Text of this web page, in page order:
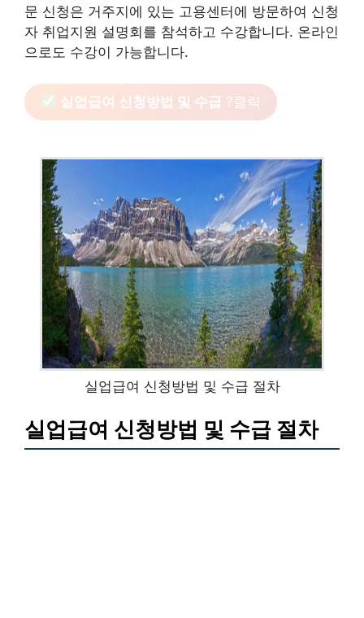
문 신청은 거주지에 있는 고용센터에 방문하여 신청
자 취업지원 설명회를 참석하고 수강합니다. 온라인
으로도 수강이 가능합니다.
실업급여 신청방법 및 수급 ?클릭
실업급여 신청방법 및 수급 절차
실업급여 신청방법 및 수급 절차